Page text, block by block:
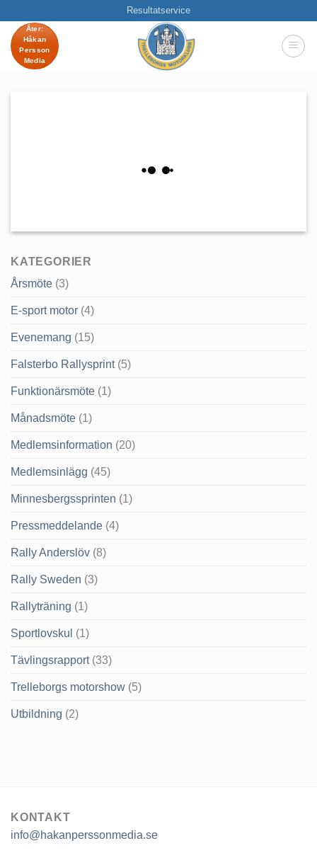
content
Resultatservice
Åter:
Håkan
Persson
Media
KATEGORIER
Årsmöte (3)
E-sport motor (4)
Evenemang (15)
Falsterbo Rallysprint(5)
Funktionärsmöte (1)
Månadsmöte (1)
Medlemsinformation (20)
Medlemsinlägg (45)
Minnesbergssprinten (1)
Pressmeddelande (4)
Rally Anderslöv (8)
Rally Sweden (3)
Rallyträning (1)
Sportlovskul (1)
Tävlingsrapport(33)
Trelleborgs motorshow (5)
Utbildning (2)
KONTAKT
info@hakanperssonmedia.se